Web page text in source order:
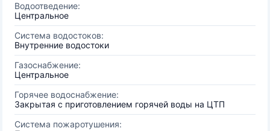
Водоотведение:
Центральное
Система водостоков:
Внутренние водостоки
Газоснабжение:
Центральное
Горячее водоснабжение:
Закрытая с приготовлением горячей воды на ЦТП
Система пожаротушения: